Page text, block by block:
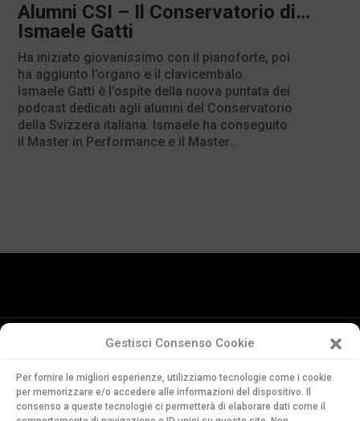
Gestisci Consenso Cookie
Per fornire le migliori esperienze, utilizziamo tecnologie come i cookie
per memorizzare e/o accedere alle informazioni del dispositivo. Il
consenso a queste tecnologie ci permetterà di elaborare dati come il
Alumni CSI – Il Conservatorio di…
Ismaele Gatti
Ha iniziato giovanissimo con il pianoforte, poi
ha aggiunto l'organo e il clavicembalo.
Ismaele Gatti è l'ospite della nuova puntata dei
podcast dedicati agli alumni del Conservatorio
della Svizzera italiana. Ismaele ha conseguito
il Master in Performance e il Master...
della Svizzera Italiana
Via Soldino 9